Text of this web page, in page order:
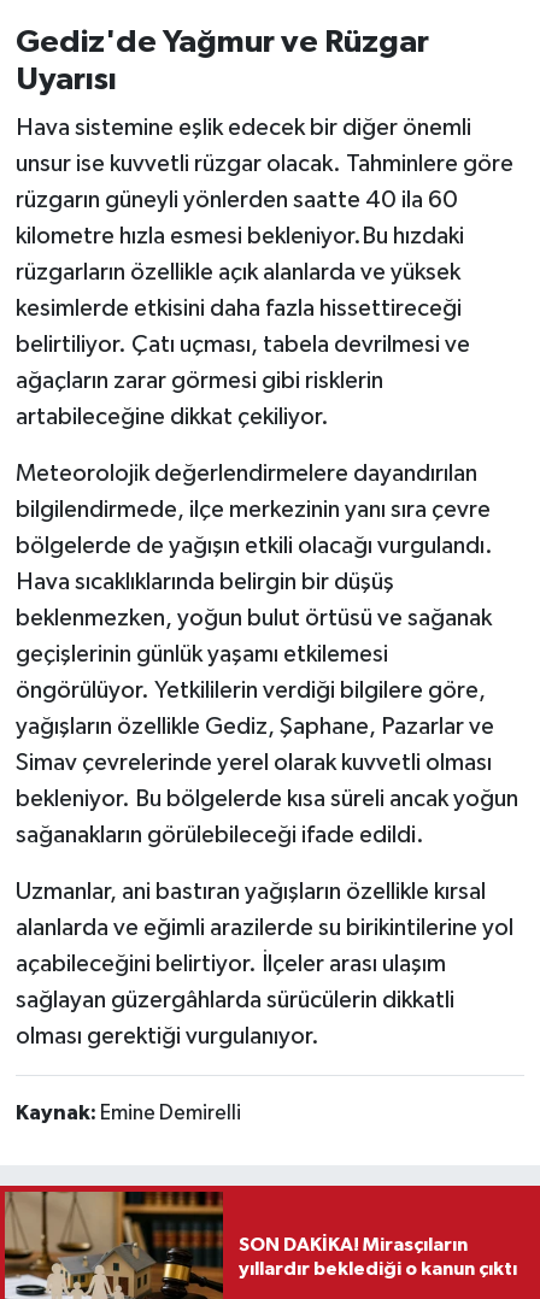
Gediz'de Yağmur ve Rüzgar
Uyarısı
Hava sistemine eşlik edecek bir diğer önemli
unsur ise kuvvetli rüzgar olacak. Tahminlere göre
rüzgarın güneyli yönlerden saatte 40 ila 60
kilometre hızla esmesi bekleniyor.Bu hızdaki
rüzgarların özellikle açık alanlarda ve yüksek
kesimlerde etkisini daha fazla hissettireceği
belirtiliyor. Çatı uçması, tabela devrilmesi ve
ağaçların zarar görmesi gibi risklerin
artabileceğine dikkat çekiliyor.
Meteorolojik değerlendirmelere dayandırılan
bilgilendirmede, ilçe merkezinin yanı sıra çevre
bölgelerde de yağışın etkili olacağı vurgulandı.
Hava sıcaklıklarında belirgin bir düşüş
beklenmezken, yoğun bulut örtüsü ve sağanak
geçişlerinin günlük yaşamı etkilemesi
öngörülüyor. Yetkililerin verdiği bilgilere göre,
yağışların özellikle Gediz, Şaphane, Pazarlar ve
Simav çevrelerinde yerel olarak kuvvetli olması
bekleniyor. Bu bölgelerde kısa süreli ancak yoğun
sağanakların görülebileceği ifade edildi.
Uzmanlar, ani bastıran yağışların özellikle kırsal
alanlarda ve eğimli arazilerde su birikintilerine yol
açabileceğini belirtiyor. İlçeler arası ulaşım
sağlayan güzergâhlarda sürücülerin dikkatli
olması gerektiği vurgulanıyor.
Kaynak: Emine Demirelli
SON DAKİKA! Mirasçıların
yıllardır beklediği o kanun çıktı
Teknoloji
Vasıta
Vefat Haberleri
Yaşam